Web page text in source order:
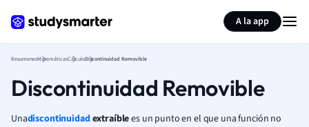
A la app
ResumenesMatemáticasCálculoDiscontinuidad Removible
Discontinuidad Removible
Unadiscontinuidadextraíblees un punto en el que una función no
Resumir página